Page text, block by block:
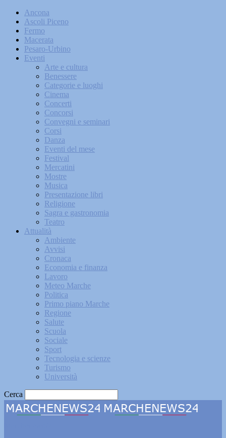
Ancona
Ascoli Piceno
Fermo
Macerata
Pesaro-Urbino
Eventi
Arte e cultura
Benessere
Categorie e luoghi
Cinema
Concerti
Concorsi
Convegni e seminari
Corsi
Danza
Eventi del mese
Festival
Mercatini
Mostre
Musica
Presentazione libri
Religione
Sagra e gastronomia
Teatro
Attualità
Ambiente
Avvisi
Cronaca
Economia e finanza
Lavoro
Meteo Marche
Politica
Primo piano Marche
Regione
Salute
Scuola
Sociale
Sport
Tecnologia e scienze
Turismo
Università
Cerca